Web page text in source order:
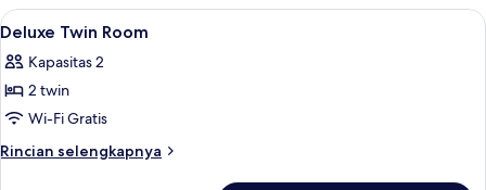
Lihat
semua
foto
untuk
Deluxe
Twin
8
Deluxe Twin Room
Kapasitas 2
2 twin
Wi-Fi Gratis
Rincian selengkapnya
Rincian